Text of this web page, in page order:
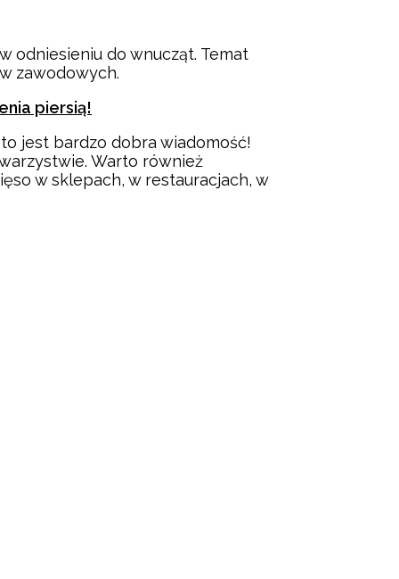
odniesieniu do wnucząt. Temat
zawodowych.
piersią!
jest bardzo dobra wiadomość!
Warto również
w sklepach, w restauracjach, w